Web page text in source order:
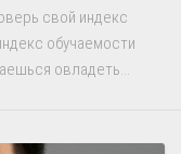
свой индекс
обучаемости
овладеть...